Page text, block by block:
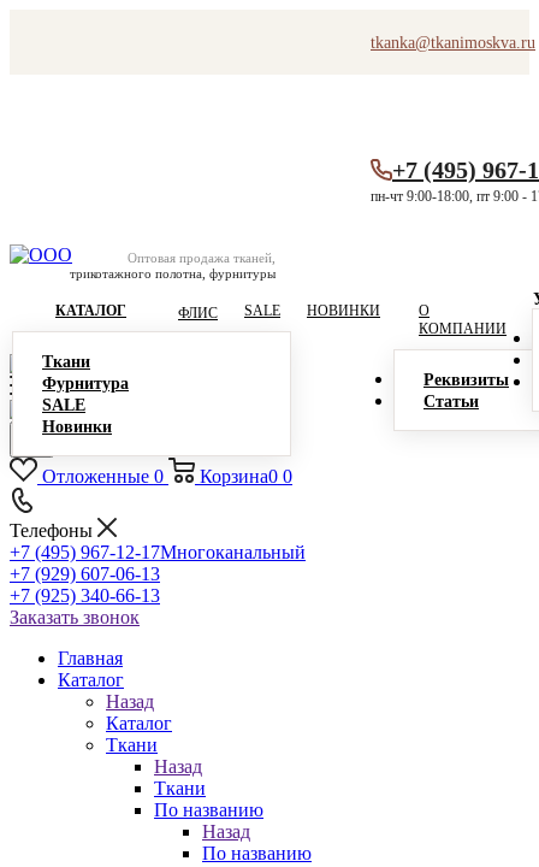
tkanka@tkanimoskva.ru
Оптовая продажа тканей,
трикотажного полотна, фурнитуры
+7 (495) 967-
пн-чт 9:00-18:00, пт 9:00 -
КАТАЛОГ
Ткани
Фурнитура
SALE
Новинки
ФЛИС SALE НОВИНКИ
О
КОМПАНИИ
Реквизиты
Статьи
Отложенные 0 Корзина0 0
Телефоны
+7 (495) 967-12-17Многоканальный
+7 (929) 607-06-13
+7 (925) 340-66-13
Заказать звонок
Главная
Каталог
Назад
Каталог
Ткани
Назад
Ткани
По названию
Назад
По названию